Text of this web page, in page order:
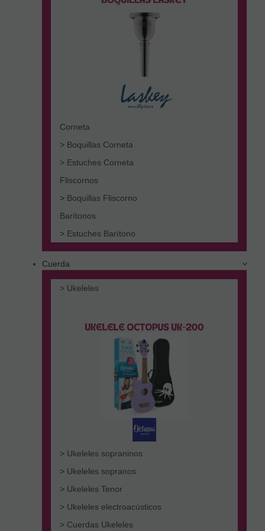
Corneta
> Boquillas Corneta
> Estuches Corneta
Fliscornos
> Boquillas Fliscorno
Barítonos
> Estuches Barítono
Cuerda
> Ukeleles
> Ukeleles sopraninos
> Ukeleles sopranos
> Ukeleles Tenor
> Ukeleles electroacústicos
> Cuerdas Ukeleles